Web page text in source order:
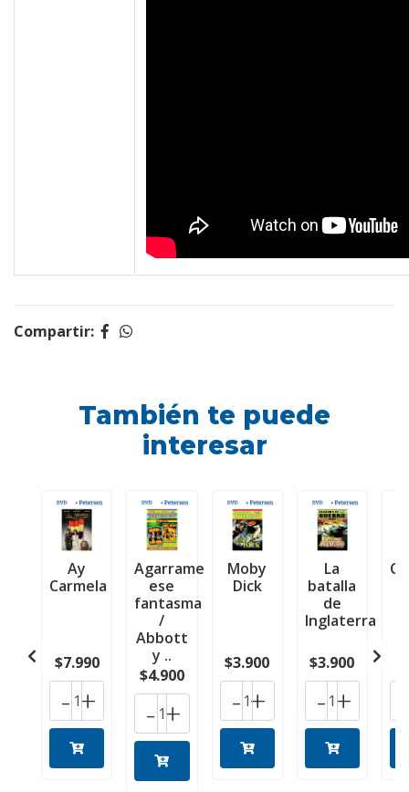
Compartir:
También te puede
interesar
Ay
Carmela
$7.990
+
-
Agarrame
ese
fantasma
/
Abbott
y ..
$4.900
+
-
Moby
Dick
$3.900
+
-
La
batalla
de
Inglaterra
$3.900
+
-